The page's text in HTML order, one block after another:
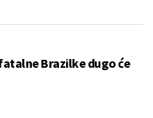
Brazilke dugo će